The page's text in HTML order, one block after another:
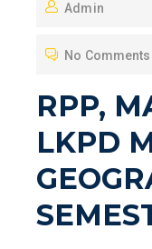
S
E
O
N
Admin
No Comments
RPP,
LKPD